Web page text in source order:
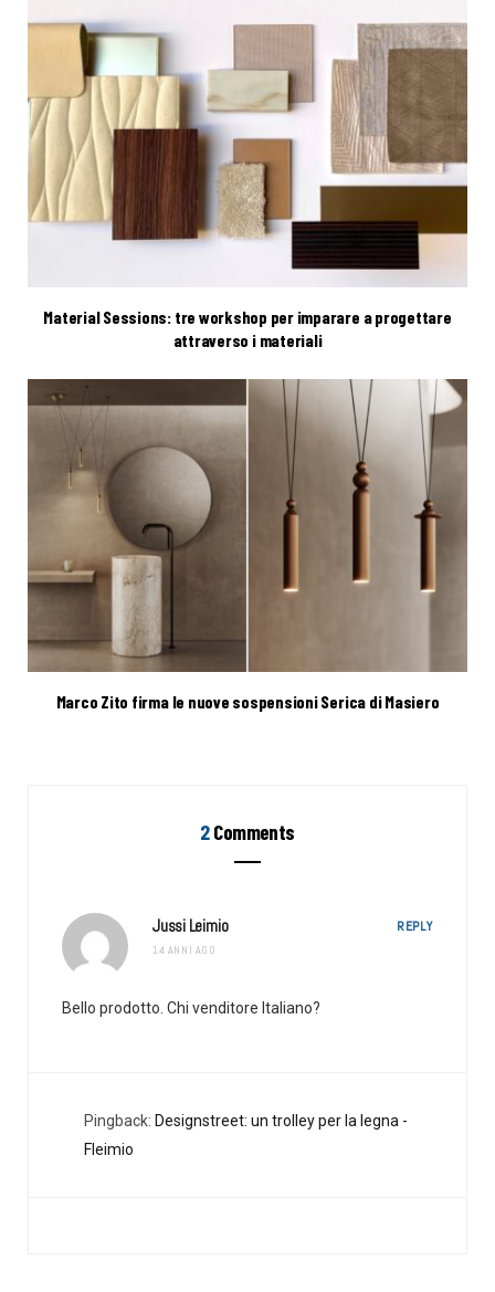
Material Sessions: tre workshop per imparare a progettare
attraverso i materiali
Marco Zito firma le nuove sospensioni Serica di Masiero
2Comments
Jussi Leimio
14 ANNI AGO
REPLY
Bello prodotto. Chi venditore Italiano?
Pingback: Designstreet: un trolley per la legna -
Fleimio